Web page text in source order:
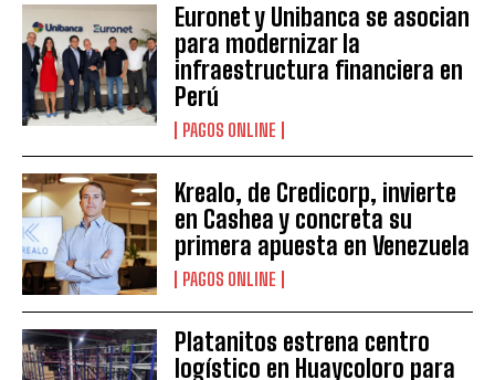
Euronet y Unibanca se asocian
para modernizar la
infraestructura financiera en
Perú
PAGOS ONLINE
Krealo, de Credicorp, invierte
en Cashea y concreta su
primera apuesta en Venezuela
PAGOS ONLINE
Platanitos estrena centro
logístico en Huaycoloro para